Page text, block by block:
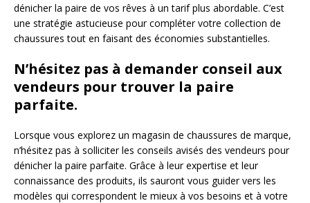
dénicher la paire de vos rêves à un tarif plus abordable. C’est
une stratégie astucieuse pour compléter votre collection de
chaussures tout en faisant des économies substantielles.
N’hésitez pas à demander conseil aux
vendeurs pour trouver la paire
parfaite.
Lorsque vous explorez un magasin de chaussures de marque,
n’hésitez pas à solliciter les conseils avisés des vendeurs pour
dénicher la paire parfaite. Grâce à leur expertise et leur
connaissance des produits, ils sauront vous guider vers les
modèles qui correspondent le mieux à vos besoins et à votre